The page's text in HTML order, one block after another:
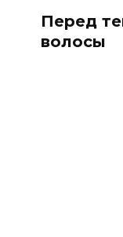
Перед
волосы